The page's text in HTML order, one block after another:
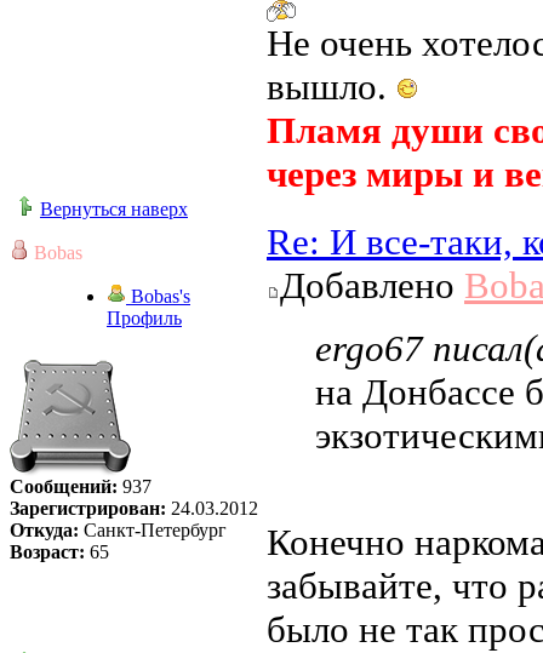
Не очень
вышло.
Пламя души
через миры и
Вернуться наверх
Bobas
Bobas's
Профиль
Сообщений: 937
Зарегистрирован: 24.03.2012
Откуда: Санкт-Петербург
Возраст: 65
Re: И все-таки,
Добавлено
ergo67
на Донбассе
Конечно
забывайте, что
было не так